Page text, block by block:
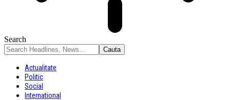
Search
Actualitate
Politic
Social
International